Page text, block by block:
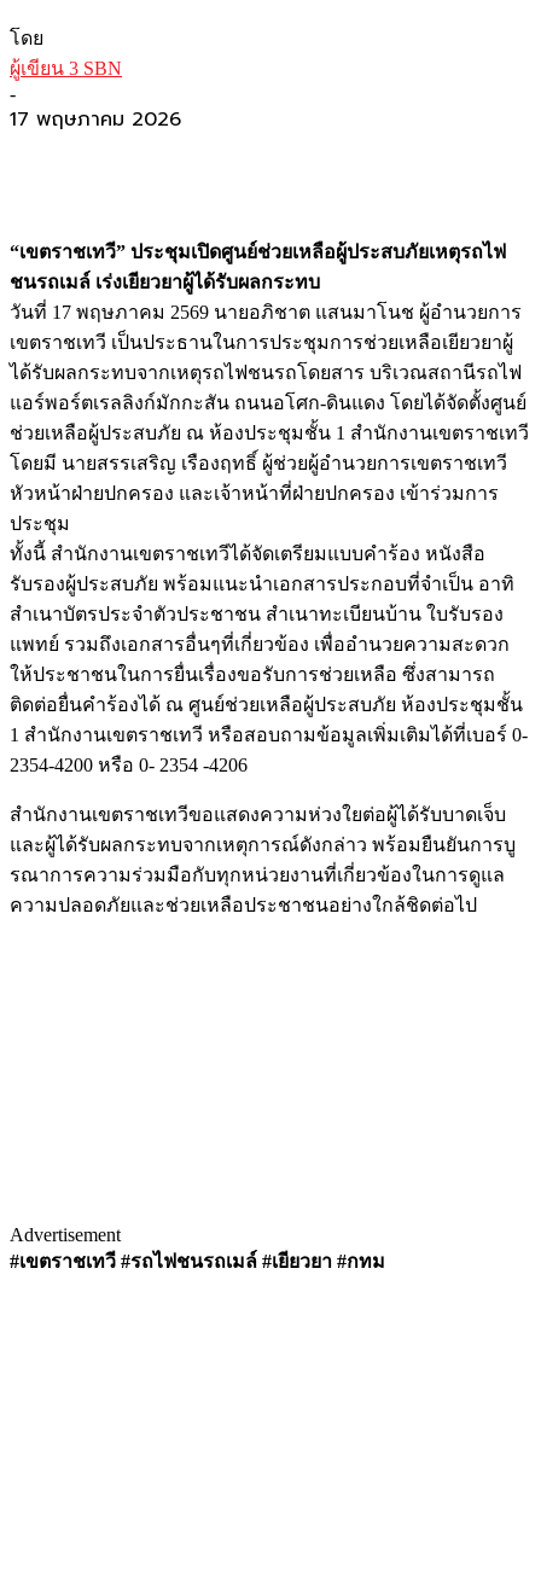
โดย
ผู้เขียน 3 SBN
-
17 พฤษภาคม 2026
“เขตราชเทวี” ประชุมเปิดศูนย์ช่วยเหลือผู้ประสบภัยเหตุรถไฟ
ชนรถเมล์ เร่งเยียวยาผู้ได้รับผลกระทบ
วันที่ 17 พฤษภาคม 2569 นายอภิชาต แสนมาโนช ผู้อำนวยการ
เขตราชเทวี เป็นประธานในการประชุมการช่วยเหลือเยียวยาผู้
ได้รับผลกระทบจากเหตุรถไฟชนรถโดยสาร บริเวณสถานีรถไฟ
แอร์พอร์ตเรลลิงก์มักกะสัน ถนนอโศก-ดินแดง โดยได้จัดตั้งศูนย์
ช่วยเหลือผู้ประสบภัย ณ ห้องประชุมชั้น 1 สำนักงานเขตราชเทวี
โดยมี นายสรรเสริญ เรืองฤทธิ์ ผู้ช่วยผู้อำนวยการเขตราชเทวี
หัวหน้าฝ่ายปกครอง และเจ้าหน้าที่ฝ่ายปกครอง เข้าร่วมการ
ประชุม
ทั้งนี้ สำนักงานเขตราชเทวีได้จัดเตรียมแบบคำร้อง หนังสือ
รับรองผู้ประสบภัย พร้อมแนะนำเอกสารประกอบที่จำเป็น อาทิ
สำเนาบัตรประจำตัวประชาชน สำเนาทะเบียนบ้าน ใบรับรอง
แพทย์ รวมถึงเอกสารอื่นๆที่เกี่ยวข้อง เพื่ออำนวยความสะดวก
ให้ประชาชนในการยื่นเรื่องขอรับการช่วยเหลือ ซึ่งสามารถ
ติดต่อยื่นคำร้องได้ ณ ศูนย์ช่วยเหลือผู้ประสบภัย ห้องประชุมชั้น
1 สำนักงานเขตราชเทวี หรือสอบถามข้อมูลเพิ่มเติมได้ที่เบอร์ 0-
2354-4200 หรือ 0- 2354 -4206
สำนักงานเขตราชเทวีขอแสดงความห่วงใยต่อผู้ได้รับบาดเจ็บ
และผู้ได้รับผลกระทบจากเหตุการณ์ดังกล่าว พร้อมยืนยันการบู
รณาการความร่วมมือกับทุกหน่วยงานที่เกี่ยวข้องในการดูแล
ความปลอดภัยและช่วยเหลือประชาชนอย่างใกล้ชิดต่อไป
Advertisement
#เขตราชเทวี #รถไฟชนรถเมล์ #เยียวยา #กทม